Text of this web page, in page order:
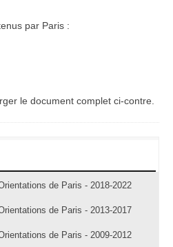
par Paris :
le document complet ci-contre.
de Paris - 2018-2022
de Paris - 2013-2017
de Paris - 2009-2012